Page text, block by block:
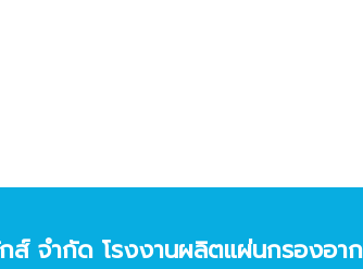
ส์ จํากัด โรงงานผลิตแผ่นกรองอา